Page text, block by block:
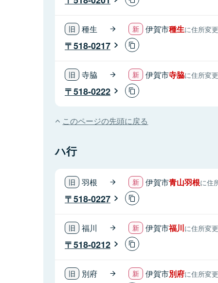
種生 伊賀市種生に住所変更
518-0217
寺脇 伊賀市寺脇に住所変更
518-0222
このページの先頭に戻る
ハ行
羽根 伊賀市青山羽根に住
518-0227
福川 伊賀市福川に住所変更
518-0212
別府 伊賀市別府に住所変更